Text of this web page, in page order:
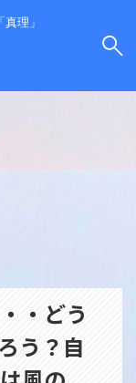
理」
・どう
う？自